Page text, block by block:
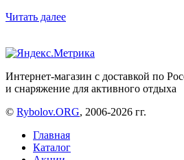
Читать далее
Интернет-магазин с доставкой по
и снаряжение для активного отдыха
© Rybolov.ORG, 2006-2026 гг.
Главная
Каталог